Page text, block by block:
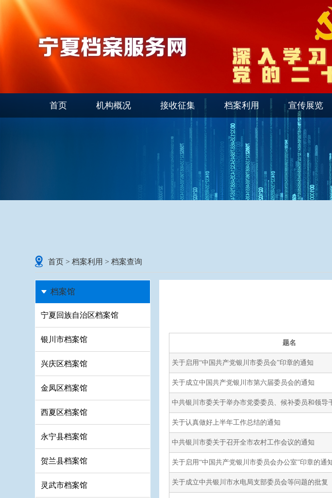
首页 机构概况 接收征集 档案利用 宣传展览
首页 > 档案利用 > 档案查询
档案馆
宁夏回族自治区档案馆
银川市档案馆
兴庆区档案馆
金凤区档案馆
西夏区档案馆
永宁县档案馆
贺兰县档案馆
灵武市档案馆
题名
关于启用“中国共产党银川市委员会”印章的通知
关于成立中国共产党银川市第六届委员会的通知
中共银川市委关于举办市党委委员、候补委员和领导
关于认真做好上半年工作总结的通知
中共银川市委关于召开全市农村工作会议的通知
关于启用“中国共产党银川市委员会办公室”印章的通
关于成立中共银川市水电局支部委员会等问题的批复